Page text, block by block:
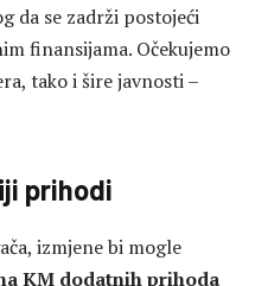
da se zadrži postojeći
finansijama. Očekujemo
tako i šire javnosti –
prihodi
izmjene bi mogle
KM dodatnih prihoda